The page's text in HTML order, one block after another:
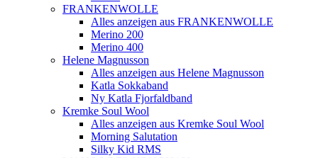
FRANKENWOLLE
Alles anzeigen aus FRANKENWOLLE
Merino 200
Merino 400
Helene Magnusson
Alles anzeigen aus Helene Magnusson
Katla Sokkaband
Ny Katla Fjorfaldband
Kremke Soul Wool
Alles anzeigen aus Kremke Soul Wool
Morning Salutation
Silky Kid RMS